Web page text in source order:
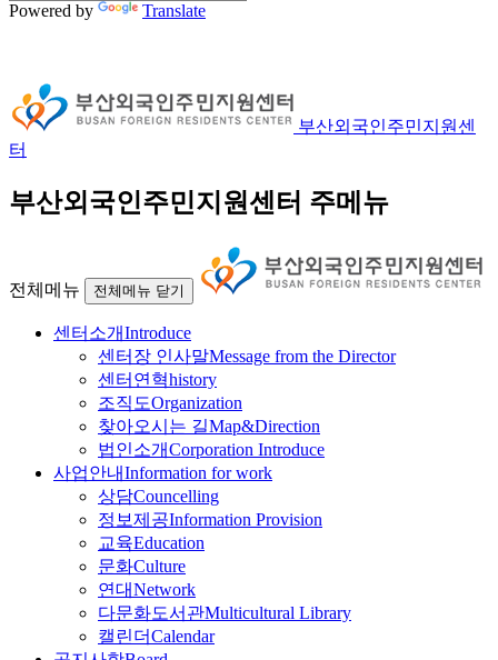
Powered by Translate
부산외국인주민지원센
터
부산외국인주민지원센터 주메뉴
전체메뉴 전체메뉴 닫기
센터소개Introduce
센터장 인사말Message from the Director
센터연혁history
조직도Organization
찾아오시는 길Map&Direction
법인소개Corporation Introduce
사업안내Information for work
상담Councelling
정보제공Information Provision
교육Education
문화Culture
연대Network
다문화도서관Multicultural Library
캘린더Calendar